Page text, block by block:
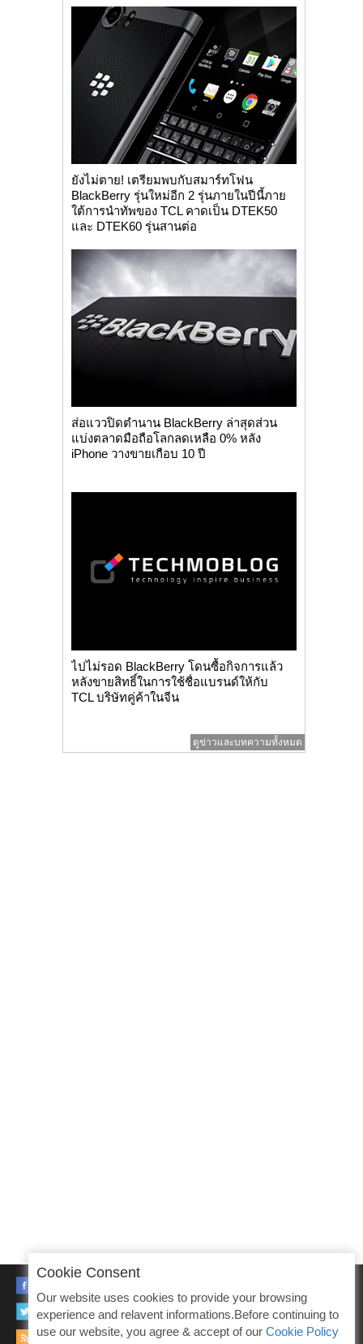
ยังไม่ตาย! เตรียมพบกับสมาร์ทโฟน
BlackBerry รุ่นใหม่อีก 2 รุ่นภายในปีนี้ภาย
ใต้การนำทัพของ TCL คาดเป็น DTEK50
และ DTEK60 รุ่นสานต่อ
ส่อแววปิดตำนาน BlackBerry ล่าสุดส่วน
แบ่งตลาดมือถือโลกลดเหลือ 0% หลัง
iPhone วางขายเกือบ 10 ปี
ไปไม่รอด BlackBerry โดนซื้อกิจการแล้ว
หลังขายสิทธิ์ในการใช้ชื่อแบรนด์ให้กับ
TCL บริษัทคู่ค้าในจีน
ดูข่าวและบทความทั้งหมด
TWITTER
RSS
Cookie Consent
Our website uses cookies to provide your browsing
experience and relavent informations.Before continuing to
use our website, you agree & accept of our Cookie Policy